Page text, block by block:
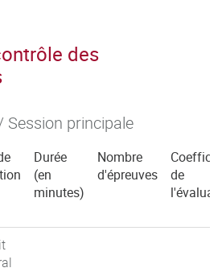
des
Session principale
Durée
(en
minutes)
Nombre
d'épreuves
de